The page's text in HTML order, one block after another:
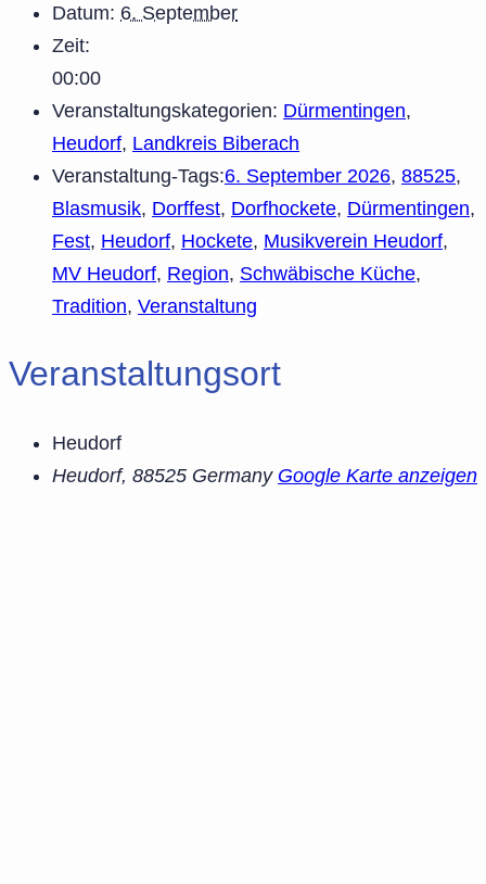
Datum: 6. September
Zeit:
00:00
Veranstaltungskategorien: Dürmentingen,
Heudorf, Landkreis Biberach
Veranstaltung-Tags:6. September 2026, 88525,
Blasmusik, Dorffest, Dorfhockete, Dürmentingen,
Fest, Heudorf, Hockete, Musikverein Heudorf,
MV Heudorf, Region, Schwäbische Küche,
Tradition, Veranstaltung
Veranstaltungsort
Heudorf
Heudorf, 88525 Germany Google Karte anzeigen